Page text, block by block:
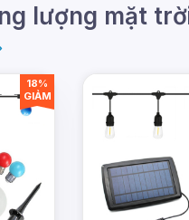
lượng mặt
18%
GIẢM